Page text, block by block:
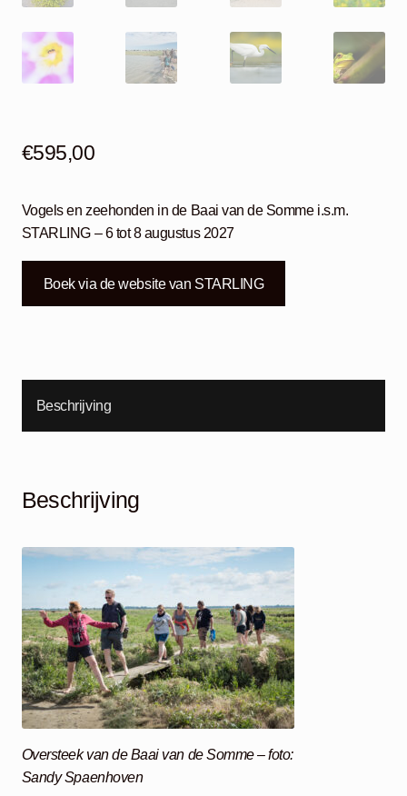
€595,00
Vogels en zeehonden in de Baai van de Somme i.s.m.
STARLING – 6 tot 8 augustus 2027
Boek via de website van STARLING
Beschrijving
Beschrijving
Oversteek van de Baai van de Somme – foto:
Sandy Spaenhoven